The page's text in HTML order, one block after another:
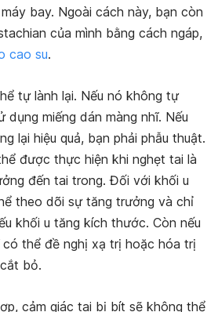
bay. Ngoài cách này, bạn còn
của mình bằng cách ngáp,
cao su.
tự lành lại. Nếu nó không tự
miếng dán màng nhĩ. Nếu
lại hiệu quả, bạn phải phẫu thuật.
được thực hiện khi nghẹt tai là
đến tai trong. Đối với khối u
theo dõi sự tăng trưởng và chỉ
khối u tăng kích thước. Còn nếu
có thể đề nghị xạ trị hoặc hóa trị
bỏ.
cảm giác tai bị bít sẽ không thể